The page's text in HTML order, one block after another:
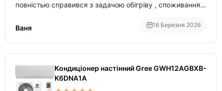
повністью справився з задачою обігріву , споживання
температури
Ваня 16 Березня 2026
Кондиціонер настінний Gree GWH12AGBXB-
K6DNA1A